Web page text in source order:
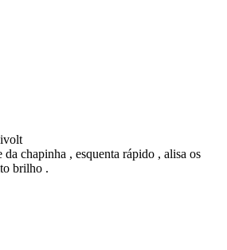
da chapinha , esquenta rápido , alisa os
brilho .